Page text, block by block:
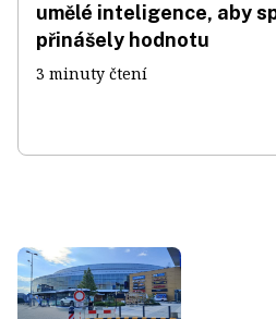
umělé inteligence, aby
přinášely hodnotu
3 minuty čtení